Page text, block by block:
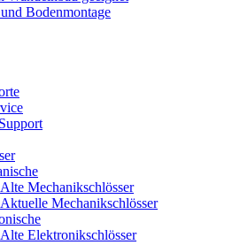
Bodenmontage
Alte Mechanikschlösser
Aktuelle Mechanikschlösser
Alte Elektronikschlösser